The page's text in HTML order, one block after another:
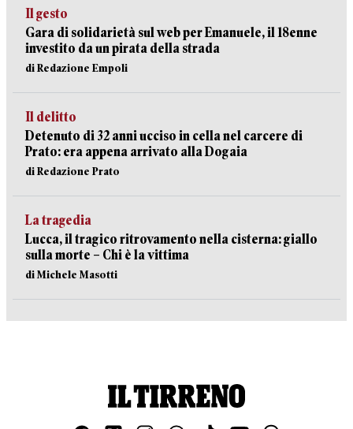
Il gesto
Gara di solidarietà sul web per Emanuele, il 18enne
investito da un pirata della strada
di Redazione Empoli
Il delitto
Detenuto di 32 anni ucciso in cella nel carcere di
Prato: era appena arrivato alla Dogaia
di Redazione Prato
La tragedia
Lucca, il tragico ritrovamento nella cisterna: giallo
sulla morte – Chi è la vittima
di Michele Masotti